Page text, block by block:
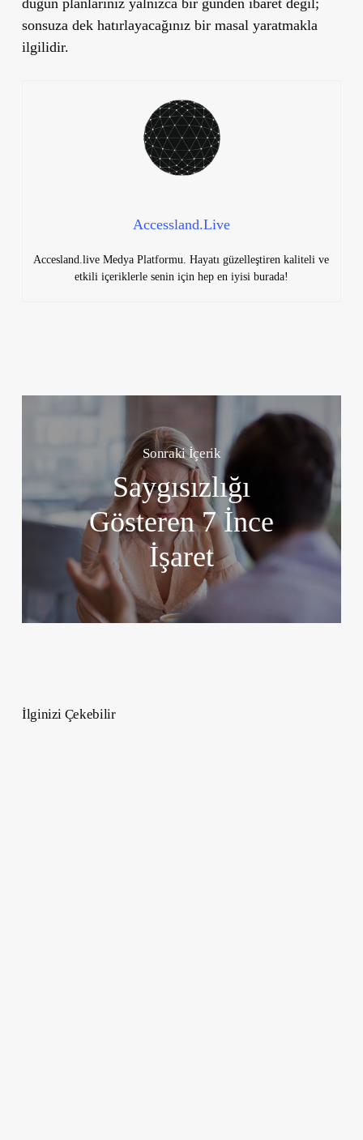
düğün planlarınız yalnızca bir günden ibaret değil;
sonsuza dek hatırlayacağınız bir masal yaratmakla
ilgilidir.
Accessland.Live
Accesland.live Medya Platformu. Hayatı güzelleştiren kaliteli ve
etkili içeriklerle senin için hep en iyisi burada!
Sonraki İçerik
Saygısızlığı
Gösteren 7 İnce
İşaret
İlginizi Çekebilir